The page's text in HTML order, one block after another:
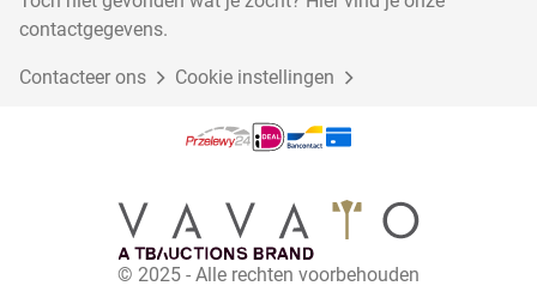
Dierentoebehoren Cadeauverpakkingen
Fietsen Overige partijen
contactgegevens.
Contacteer ons Cookie instellingen
© 2025 - Alle rechten voorbehouden